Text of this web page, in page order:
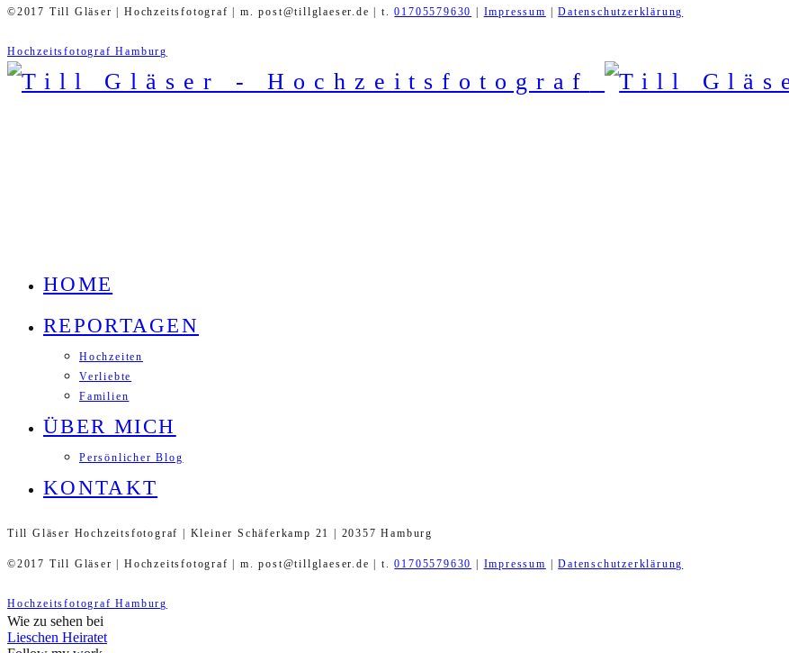
©2017 Till Gläser | Hochzeitsfotograf | m. post@tillglaeser.de | t.01705579630 | Impressum |Datenschutzerklärung
Hochzeitsfotograf Hamburg
HOME
REPORTAGEN
Hochzeiten
Verliebte
Familien
ÜBER MICH
Persönlicher Blog
KONTAKT
Till Gläser Hochzeitsfotograf | Kleiner Schäferkamp 21 | 20357 Hamburg
©2017 Till Gläser | Hochzeitsfotograf | m. post@tillglaeser.de | t.01705579630 | Impressum |Datenschutzerklärung
Hochzeitsfotograf Hamburg
Wie zu sehen bei
Lieschen Heiratet